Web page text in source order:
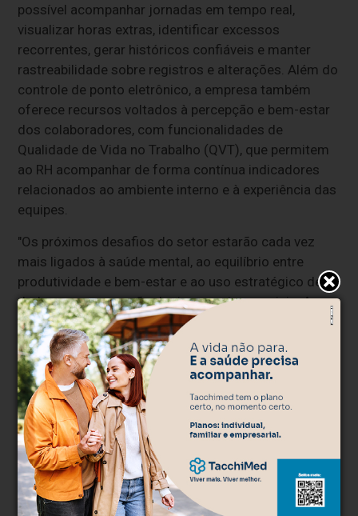
possível acompanhar jornadas em tempo real,
visualizar horas extras, identificar excessos
recorrentes, gerar históricos confiáveis e manter
rastreabilidade sobre registros e alterações. Além do
controle de ponto eletrônico, a empresa também
oferece recursos voltados à percepção e bem-estar
dos colaboradores, com funcionalidades de
Qualidade de Vida no Trabalho (QVT), que permitem
ao RH acompanhar de forma contínua indicadores
relacionados ao ambiente interno e à experiência das
equipes.
"Os próximos desafios do setor estarão cada vez
mais ligados à saúde mental, ao equilíbrio entre
produtividade e bem-estar e ao uso estratégico de
dados para prevenção de riscos psicossociais. A
tendência é que as empresas transformem a
percepção de riscos em ações práticas, contínuas e
baseadas em informações confiáveis, deixando para
trás processos manuais e modelos de gestão
apenas reativos", concluem os gestores.
Sobre a Secullum Software
Com sede em Campo Bom (RS), a Secullum Software
atua há 26 anos no desenvolvimento de sistemas de
controle de ponto e gestão de acesso. Especialista